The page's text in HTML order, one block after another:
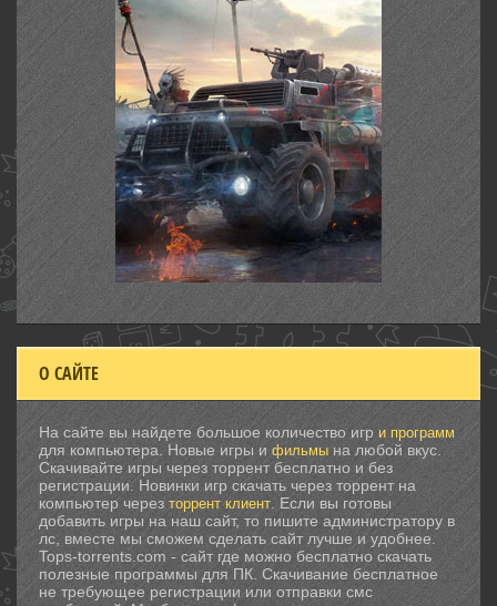
О САЙТЕ
На сайте вы найдете большое количество игр и программ
для компьютера. Новые игры и фильмы на любой вкус.
Скачивайте игры через торрент бесплатно и без
регистрации. Новинки игр скачать через торрент на
компьютер через торрент клиент . Если вы готовы
добавить игры на наш сайт, то пишите администратору в
лс, вместе мы сможем сделать сайт лучше и удобнее.
Tops-torrents.com - сайт где можно бесплатно скачать
полезные программы для ПК. Скачивание бесплатное
не требующее регистрации или отправки смс